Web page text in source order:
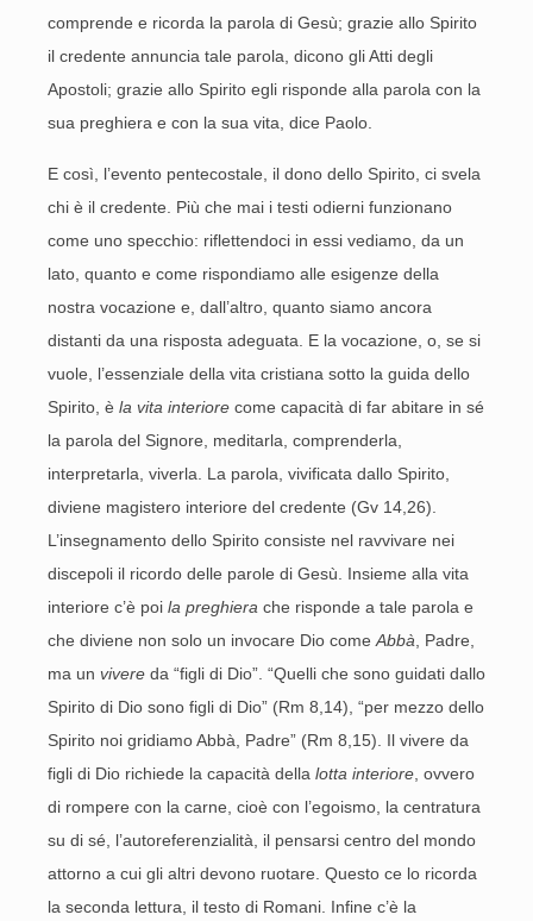
comprende e ricorda la parola di Gesù; grazie allo Spirito
il credente annuncia tale parola, dicono gli Atti degli
Apostoli; grazie allo Spirito egli risponde alla parola con la
sua preghiera e con la sua vita, dice Paolo.
E così, l’evento pentecostale, il dono dello Spirito, ci svela
chi è il credente. Più che mai i testi odierni funzionano
come uno specchio: riflettendoci in essi vediamo, da un
lato, quanto e come rispondiamo alle esigenze della
nostra vocazione e, dall’altro, quanto siamo ancora
distanti da una risposta adeguata. E la vocazione, o, se si
vuole, l’essenziale della vita cristiana sotto la guida dello
Spirito, è la vita interiore come capacità di far abitare in sé
la parola del Signore, meditarla, comprenderla,
interpretarla, viverla. La parola, vivificata dallo Spirito,
diviene magistero interiore del credente (Gv 14,26).
L’insegnamento dello Spirito consiste nel ravvivare nei
discepoli il ricordo delle parole di Gesù. Insieme alla vita
interiore c’è poi la preghiera che risponde a tale parola e
che diviene non solo un invocare Dio come Abbà , Padre,
ma un vivere da “figli di Dio”. “Quelli che sono guidati dallo
Spirito di Dio sono figli di Dio” (Rm 8,14), “per mezzo dello
Spirito noi gridiamo Abbà, Padre” (Rm 8,15). Il vivere da
figli di Dio richiede la capacità della lotta interiore , ovvero
di rompere con la carne, cioè con l’egoismo, la centratura
su di sé, l’autoreferenzialità, il pensarsi centro del mondo
attorno a cui gli altri devono ruotare. Questo ce lo ricorda
la seconda lettura, il testo di Romani. Infine c’è la